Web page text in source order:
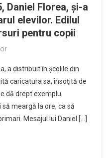
Daniel Florea, şi-a
elevilor. Edilul
pentru copii
a distribuit în şcolile din
caricatura sa, însoţită de
dă drept exemplu
meargă la ore, ca să
Mesajul lui Daniel […]